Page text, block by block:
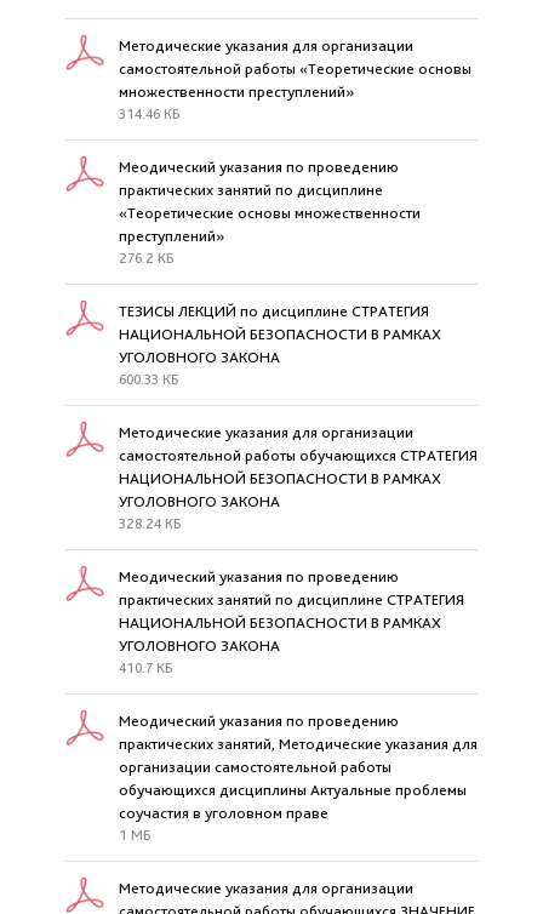
Методические указания для организации
самостоятельной работы «Теоретические основы
множественности преступлений»
314.46 КБ
Меодический указания по проведению
практических занятий по дисциплине
«Теоретические основы множественности
преступлений»
276.2 КБ
ТЕЗИСЫ ЛЕКЦИЙ по дисциплине СТРАТЕГИЯ
НАЦИОНАЛЬНОЙ БЕЗОПАСНОСТИ В РАМКАХ
УГОЛОВНОГО ЗАКОНА
600.33 КБ
Методические указания для организации
самостоятельной работы обучающихся СТРАТЕГИЯ
НАЦИОНАЛЬНОЙ БЕЗОПАСНОСТИ В РАМКАХ
УГОЛОВНОГО ЗАКОНА
328.24 КБ
Меодический указания по проведению
практических занятий по дисциплине СТРАТЕГИЯ
НАЦИОНАЛЬНОЙ БЕЗОПАСНОСТИ В РАМКАХ
УГОЛОВНОГО ЗАКОНА
410.7 КБ
Меодический указания по проведению
практических занятий, Методические указания для
организации самостоятельной работы
обучающихся дисциплины Актуальные проблемы
соучастия в уголовном праве
1 МБ
Методические указания для организации